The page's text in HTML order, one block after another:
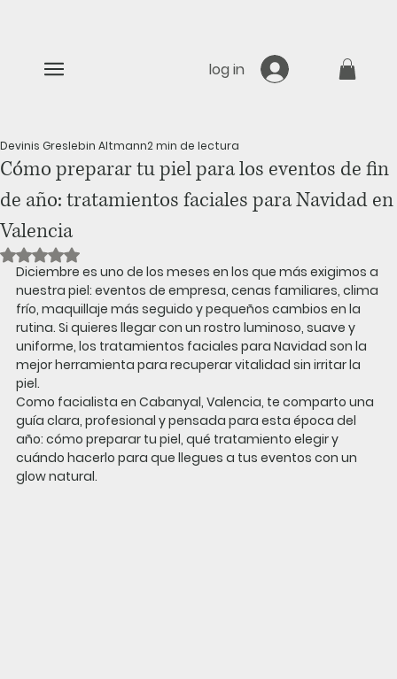
log in
Cómo preparar tu piel para los eventos de fin
de año: tratamientos faciales para Navidad en
Valencia
Devinis Greslebin Altmann2 min de lectura
Obtuvo NaN de 5 estrellas.
Diciembre es uno de los meses en los que más exigimos a
nuestra piel: eventos de empresa, cenas familiares, clima
frío, maquillaje más seguido y pequeños cambios en la
rutina. Si quieres llegar con un rostro luminoso, suave y
uniforme, los tratamientos faciales para Navidad son la
mejor herramienta para recuperar vitalidad sin irritar la
piel.
Como facialista en Cabanyal, Valencia, te comparto una
guía clara, profesional y pensada para esta época del
año: cómo preparar tu piel, qué tratamiento elegir y
cuándo hacerlo para que llegues a tus eventos con un
glow natural.